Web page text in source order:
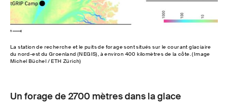
La station de recherche et le puits de forage sont situés sur le courant glaciaire
du nord-est du Groenland (NEGIS), à environ 400 kilomètres de la côte. (Image
Michel Büchel / ETH Zürich)
Un forage de 2700 mètres dans la glace